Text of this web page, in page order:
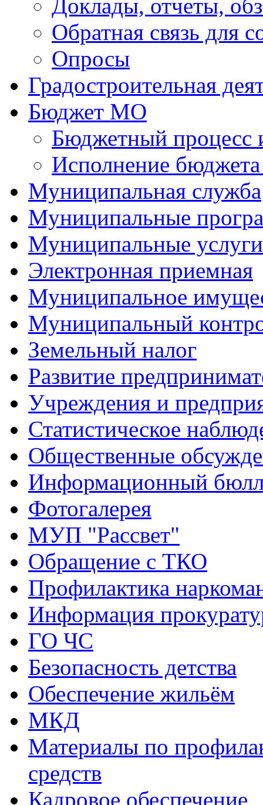
Доклады, отчеты,
Обратная связь для
Опросы
Градостроительная
Бюджет МО
Бюджетный процесс
Исполнение
Муниципальная служба
Муниципальные
Муниципальные услуги
Электронная приемная
Муниципальное
Муниципальный
Земельный налог
Развитие
Учреждения и
Статистическое
Общественные
Информационный
Фотогалерея
МУП "Рассвет"
Обращение с ТКО
Профилактика
Информация
ГО ЧС
Безопасность детства
Обеспечение жильём
МКД
Материалы по
средств
Кадровое обеспечение